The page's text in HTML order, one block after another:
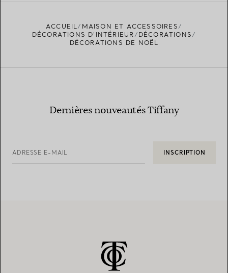
ACCUEIL
MAISON ET ACCESSOIRES
DÉCORATIONS D'INTÉRIEUR
DÉCORATIONS
DÉCORATIONS DE NOËL
Dernières nouveautés Tiffany
ADRESSE E-MAIL INSCRIPTION